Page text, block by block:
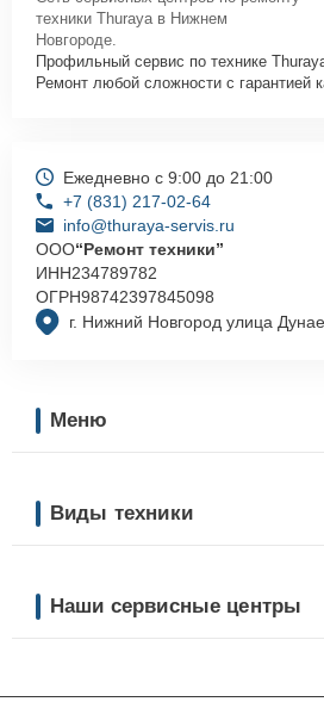
техники Thuraya в Нижнем
Новгороде.
Профильный сервис по технике
Ремонт любой сложности с гарантией
г. Нижний Новгород улица
Ежедневно с 9:00 до 21:00
+7 (831) 217-02-64
info@thuraya-servis.ru
ООО“Ремонт техники”
ИНН234789782
ОГРН98742397845098
Меню
Виды техники
Наши сервисные центры